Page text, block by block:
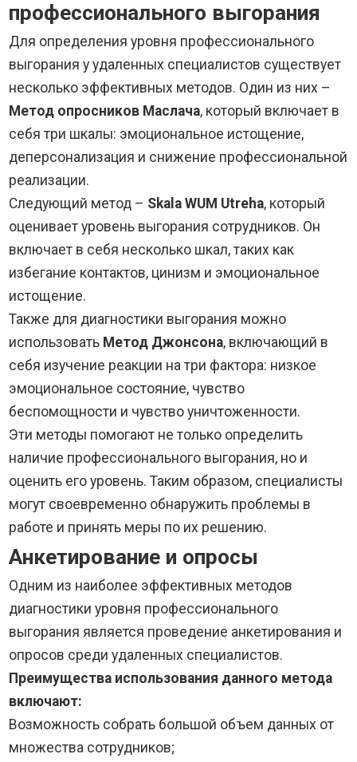
профессионального выгорания
Для определения уровня профессионального
выгорания у удаленных специалистов существует
несколько эффективных методов. Один из них –
Метод опросников Маслача, который включает в
себя три шкалы: эмоциональное истощение,
деперсонализация и снижение профессиональной
реализации.
Следующий метод – Skala WUM Utreha, который
оценивает уровень выгорания сотрудников. Он
включает в себя несколько шкал, таких как
избегание контактов, цинизм и эмоциональное
истощение.
Также для диагностики выгорания можно
использовать Метод Джонсона, включающий в
себя изучение реакции на три фактора: низкое
эмоциональное состояние, чувство
беспомощности и чувство уничтоженности.
Эти методы помогают не только определить
наличие профессионального выгорания, но и
оценить его уровень. Таким образом, специалисты
могут своевременно обнаружить проблемы в
работе и принять меры по их решению.
Анкетирование и опросы
Одним из наиболее эффективных методов
диагностики уровня профессионального
выгорания является проведение анкетирования и
опросов среди удаленных специалистов.
Преимущества использования данного метода
включают:
Возможность собрать большой объем данных от
множества сотрудников;